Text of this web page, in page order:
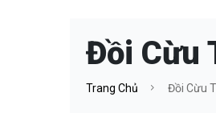
Đồi Cừu
Trang Chủ Đồi Cừu